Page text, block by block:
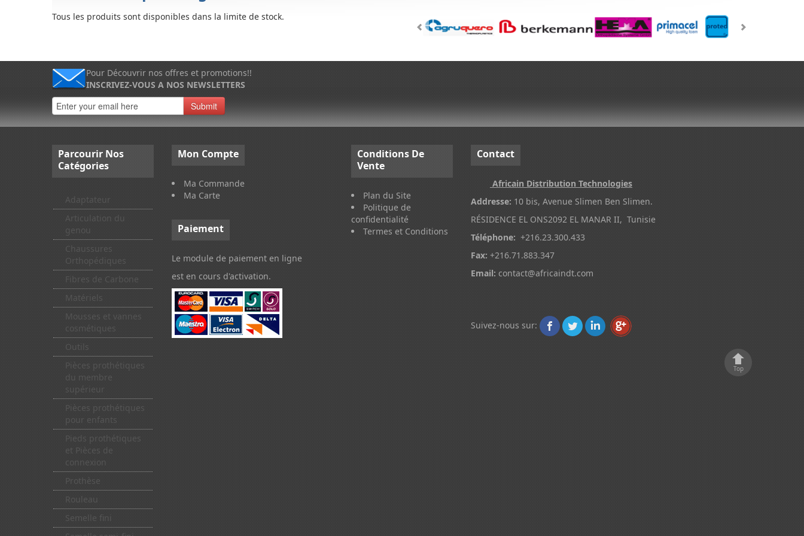
Tous les produits sont disponibles dans la limite de stock.
Pour Découvrir nos offres et promotions!!
INSCRIVEZ-VOUS A NOS NEWSLETTERS
Submit
Parcourir Nos
Catégories
Adaptateur
Articulation du
genou
Chaussures
Orthopédiques
Fibres de Carbone
Matériels
Mousses et vannes
cosmétiques
Outils
Pièces prothétiques
du membre
supérieur
Pièces prothétiques
pour enfants
Pieds prothétiques
et Pièces de
connexion
Prothèse
Rouleau
Semelle fini
Mon Compte
Ma Commande
Ma Carte
Paiement
Le module de paiement en ligne
est en cours d'activation.
Conditions De
Vente
Plan du Site
Politique de
confidentialité
Termes et Conditions
Contact
Africain Distribution Technologies
Addresse: 10 bis, Avenue Slimen Ben Slimen.
RÉSIDENCE EL ONS2092 EL MANAR II, Tunisie
Téléphone: +216.23.300.433
Fax: +216.71.883.347
Email: contact@africaindt.com
Suivez-nous sur:
Top